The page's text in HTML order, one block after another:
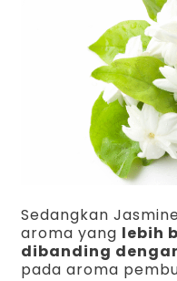
Sedangkan
aroma yang lebih
dibanding
pada aroma